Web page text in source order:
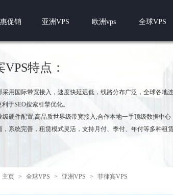
促销 亚洲VPS 欧洲vps 全球VPS
特点：
采用国际带宽接入，速度快延迟低，线路分布广泛，全球各地连
于SEO搜索引擎优化。
级硬件配置,高品质世界级带宽接入,合作本地一手顶级数据中心
，系统完善，租赁模式灵活，支持月付、季付、年付等多种租赁
主页 > 全球VPS > 亚洲VPS > 菲律宾VPS